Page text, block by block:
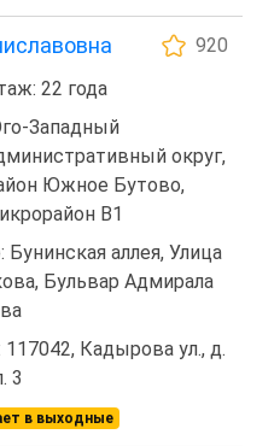
920
22 года
Западный
округ,
Южное Бутово,
В1
Бунинская аллея, Улица
Бульвар Адмирала
117042, Кадырова ул., д.
3
в выходные